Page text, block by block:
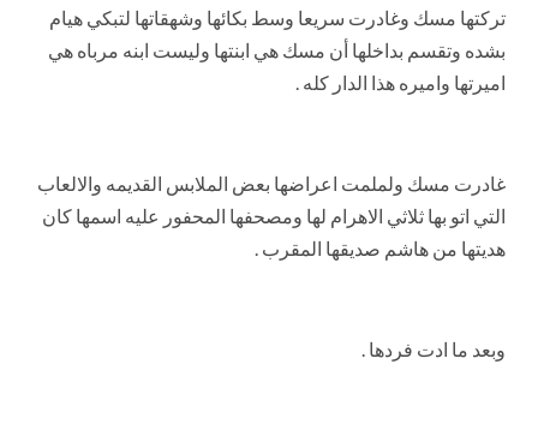
تركتها مسك وغادرت سريعا وسط بكائها وشهقاتها لتبكي هيام
بشده وتقسم بداخلها أن مسك هي ابنتها وليست ابنه مرباه هي
اميرتها واميره هذا الدار كله .
غادرت مسك ولملمت اعراضها بعض الملابس القديمه والالعاب
التي اتو بها ثلاثي الاهرام لها ومصحفها المحفور عليه اسمها كان
هديتها من هاشم صديقها المقرب .
وبعد ما ادت فردها .